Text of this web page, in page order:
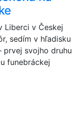
Liberci v Českej
sedím v hľadisku
prvej svojho druhu
funebráckej